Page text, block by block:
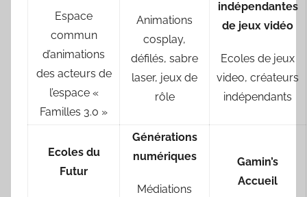
Espace
commun
d’animations
des acteurs de
l’espace «
Familles 3.0 »
Animations
cosplay,
défilés, sabre
laser, jeux de
rôle
indépendantes
de jeux vidéo
Ecoles de jeux
video, créateurs
indépendants
Ecoles du
Futur
Générations
numériques
Médiations
Gamin’s
Accueil